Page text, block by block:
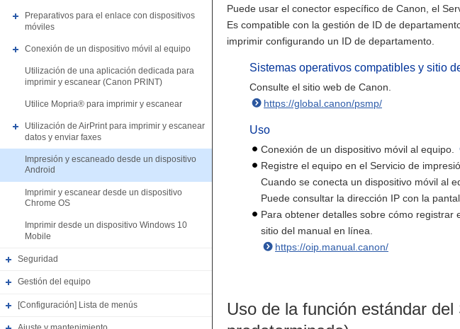
Preparativos para el enlace con dispositivos
móviles
Conexión de un dispositivo móvil al equipo
Utilización de una aplicación dedicada para
imprimir y escanear (Canon PRINT)
Utilice Mopria® para imprimir y escanear
Utilización de AirPrint para imprimir y escanear
datos y enviar faxes
Impresión y escaneado desde un dispositivo
Android
Imprimir y escanear desde un dispositivo
Chrome OS
Imprimir desde un dispositivo Windows 10
Mobile
Seguridad
Gestión del equipo
[Configuración] Lista de menús
Puede usar el conector específico de Canon, el
Es compatible con la gestión de ID de
imprimir configurando un ID de departamento.
Sistemas operativos compatibles y sitio
Consulte el sitio web de Canon.
https://global.canon/psmp/
Uso
Conexión de un dispositivo móvil al equipo.
Registre el equipo en el Servicio de
Cuando se conecta un dispositivo móvil al
Puede consultar la dirección IP con la
Para obtener detalles sobre cómo registrar
sitio del manual en línea.
https://oip.manual.canon/
Uso de la función estándar